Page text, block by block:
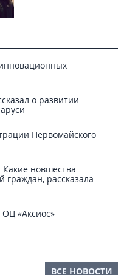
о развитии
Первомайского
новшества
рассказала
«Аксиос»
ВСЕ НОВОСТИ